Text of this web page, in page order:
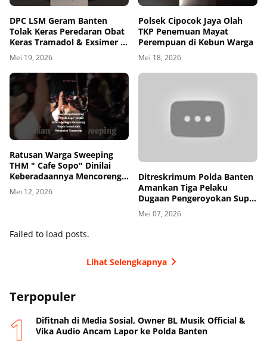
DPC LSM Geram Banten
Tolak Keras Peredaran Obat
Keras Tramadol & Exsimer di
Tangerang
Mei 19, 2026
Polsek Cipocok Jaya Olah
TKP Penemuan Mayat
Perempuan di Kebun Warga
Mei 18, 2026
Ratusan Warga Sweeping
THM " Cafe Sopo" Dinilai
Keberadaannya Mencoreng
Wajah Pemerintah
Kabupaten Tangerang
Mei 12, 2026
Ditreskrimum Polda Banten
Amankan Tiga Pelaku
Dugaan Pengeroyokan Supir
di Toll
Mei 07, 2026
Failed to load posts.
Lihat Selengkapnya
Terpopuler
Difitnah di Media Sosial, Owner BL Musik Official &
Vika Audio Ancam Lapor ke Polda Banten